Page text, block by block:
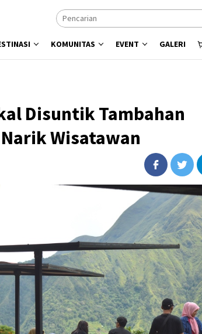
KOMUNITAS EVENT GALERI
Disuntik Tambahan
Wisatawan